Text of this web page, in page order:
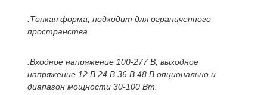
.Тонкая форма, подходит для ограниченного
пространства
.Входное напряжение 100-277 В, выходное
напряжение 12 В 24 В 36 В 48 В опционально и
диапазон мощности 30-100 Вт.